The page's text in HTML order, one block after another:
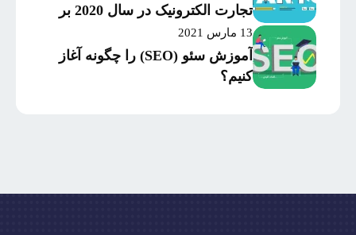
تجارت الکترونیک در سال 2020 بر
اساس میزان موفقیت و
سرمایه‌گذاری
13 مارس 2021
آموزش سئو (SEO) را چگونه آغاز
کنیم؟